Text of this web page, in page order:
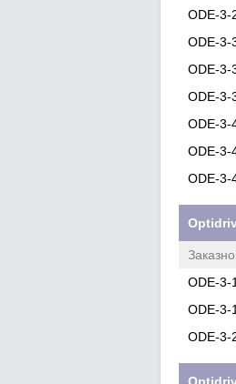
ODE-3-
ODE-3-
ODE-3-
ODE-3-
ODE-3-
ODE-3-
ODE-3-
ODE-3-
ODE-3-
ODE-3-